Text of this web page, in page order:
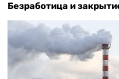
Безработица и